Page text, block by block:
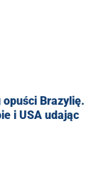
Brazylię.
i USA udając